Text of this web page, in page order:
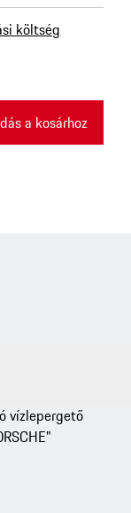
költség
a kosárhoz
vízlepergető